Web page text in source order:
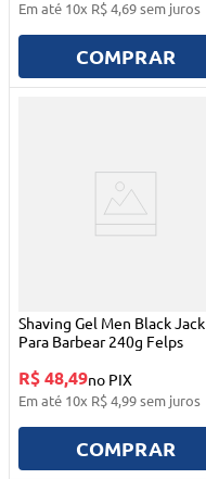
Em até 10x R$4,69sem juros
COMPRAR
Shaving Gel Men Black Jack
Para Barbear 240g Felps
R$ 48,49no PIX
Em até 10x R$4,99sem juros
COMPRAR